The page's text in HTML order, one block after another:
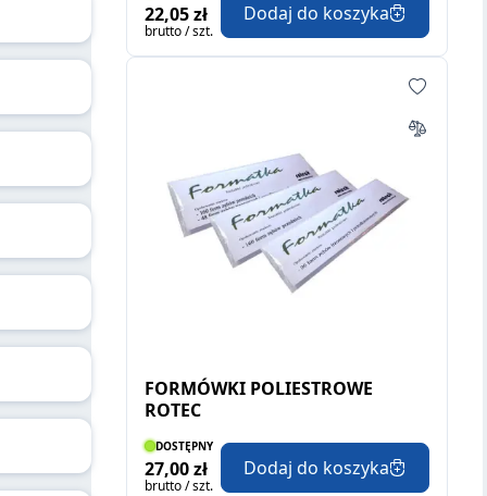
22,05 zł
brutto / szt.
Dodaj do koszyka
FORMÓWKI POLIESTROWE
ROTEC
DOSTĘPNY
27,00 zł
brutto / szt.
Dodaj do koszyka